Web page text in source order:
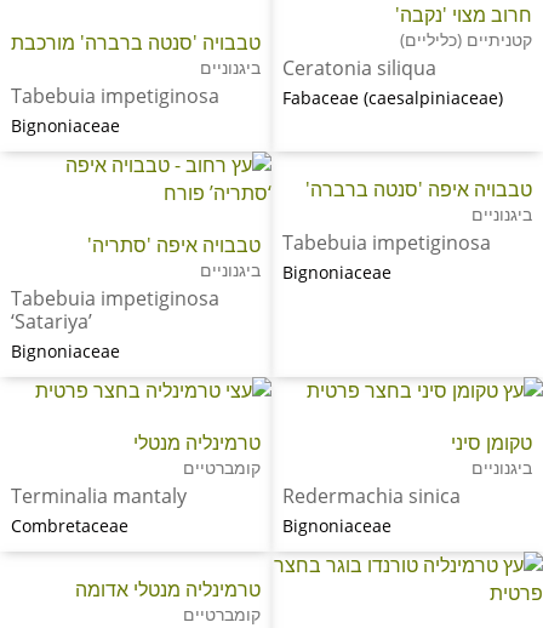
חרוב מצוי 'נקבה'
קטניתיים (כליליים)
Ceratonia siliqua
Fabaceae (caesalpiniaceae)
טבבויה 'סנטה ברברה' מורכבת
ביגנוניים
Tabebuia impetiginosa
Bignoniaceae
טבבויה איפה 'סנטה ברברה'
ביגנוניים
Tabebuia impetiginosa
Bignoniaceae
טבבויה איפה 'סתריה'
ביגנוניים
Tabebuia impetiginosa
‘Satariya’
Bignoniaceae
טקומן סיני
ביגנוניים
Redermachia sinica
Bignoniaceae
טרמינליה מנטלי
קומברטיים
Terminalia mantaly
Combretaceae
טרמינליה מנטלי אדומה
קומברטיים